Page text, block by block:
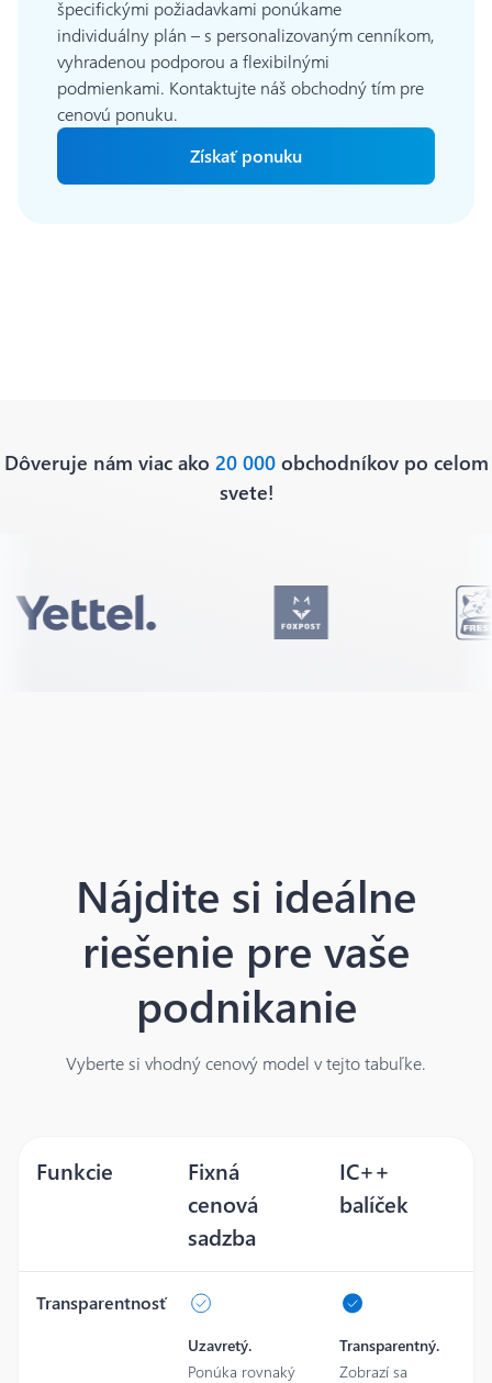
špecifickými požiadavkami ponúkame
individuálny plán – s personalizovaným cenníkom,
vyhradenou podporou a flexibilnými
podmienkami. Kontaktujte náš obchodný tím pre
cenovú ponuku.
Získať ponuku
Dôveruje nám viac ako 20 000 obchodníkov po celom
svete!
Nájdite si ideálne
riešenie pre vaše
podnikanie
Vyberte si vhodný cenový model v tejto tabuľke.
Funkcie
Fixná
cenová
sadzba
IC++
balíček
Transparentnosť
Uzavretý.
Ponúka rovnaký
Transparentný.
Zobrazí sa